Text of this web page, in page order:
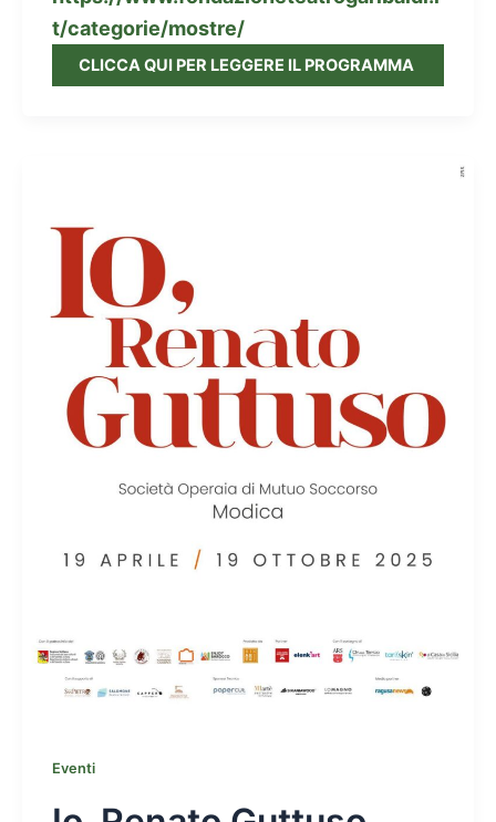
t/categorie/mostre/
CLICCA QUI PER LEGGERE IL PROGRAMMA
Eventi